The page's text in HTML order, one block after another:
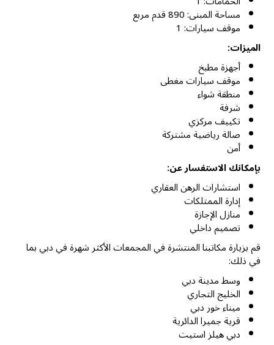
مساحة المبنى: 890 قدم مربع
موقف سيارات: 1
الميزات:
أجهزة مطبخ
موقف سيارات مغطى
منطقة شواء
شرفة
تكييف مركزي
صالة رياضية مشتركة
أمن
بإمكانك الاستفسار عن:
استشارات الرهن العقاري
إدارة الممتلكات
منازل الإجازة
تصميم داخلي
قم بزيارة مكاتبنا المنتشرة في المجمعات الأكثر شهرة في دبي بما
في ذلك:
وسط مدينة دبي
الخليج التجاري
ميناء خور دبي
قرية جميرا الدائرية
دبي هيلز استيت